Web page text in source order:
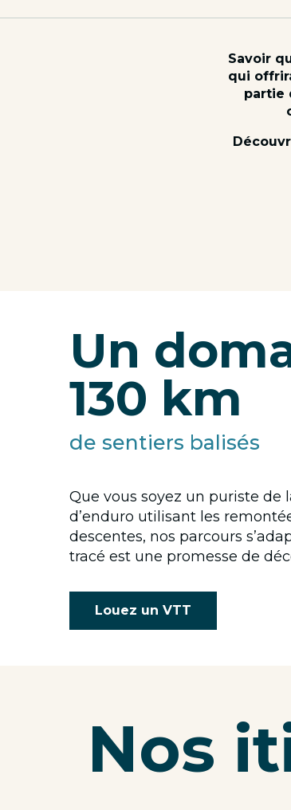
Savoir
qui
partie
Un
130 km
de sentiers balisés
Que vous soyez un puriste
d’enduro utilisant les
descentes, nos parcours
tracé est une promesse de
Louez un VTT
Nos